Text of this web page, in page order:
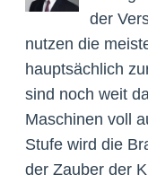
der
nutzen die
hauptsächlich
sind noch weit
Maschinen voll
Stufe wird die
der Zauber der